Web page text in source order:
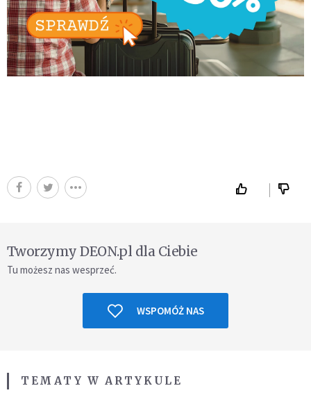
Tworzymy DEON.pl dla Ciebie
Tu możesz nas wesprzeć.
WSPOMÓŻ NAS
TEMATY W ARTYKULE